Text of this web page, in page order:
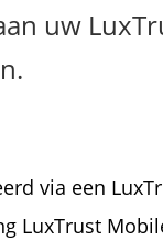
uw
via een
LuxTrust